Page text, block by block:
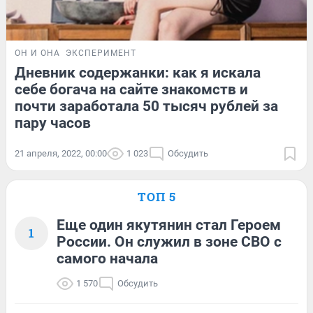
ОН И ОНА ЭКСПЕРИМЕНТ
Дневник содержанки: как я искала
себе богача на сайте знакомств и
почти заработала 50 тысяч рублей за
пару часов
21 апреля, 2022, 00:00 1 023 Обсудить
ТОП 5
1
Еще один якутянин стал Героем
России. Он служил в зоне СВО с
самого начала
1 570 Обсудить